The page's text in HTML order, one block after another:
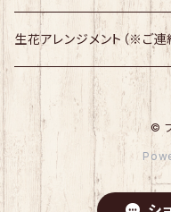
幸せますしめ縄
しめ縄
生花アレンジメント（※ご連
©